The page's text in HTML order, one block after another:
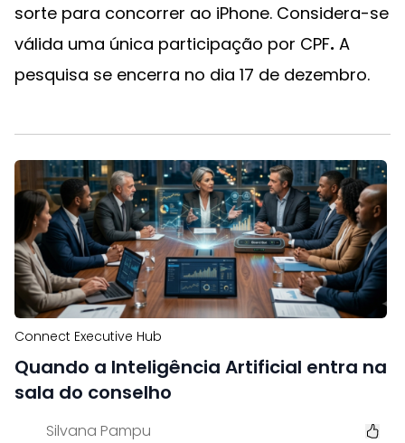
sorte para concorrer ao iPhone. Considera-se
válida uma única participação por CPF. A
pesquisa se encerra no dia 17 de dezembro.
Connect Executive Hub
Quando a Inteligência Artificial entra na
sala do conselho
Silvana Pampu